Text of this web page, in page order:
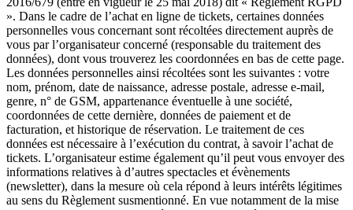
». Dans le cadre de l’achat en ligne de tickets, certaines données
personnelles vous concernant sont récoltées directement auprès de
vous par l’organisateur concerné (responsable du traitement des
données), dont vous trouverez les coordonnées en bas de cette page.
Les données personnelles ainsi récoltées sont les suivantes : votre
nom, prénom, date de naissance, adresse postale, adresse e-mail,
genre, n° de GSM, appartenance éventuelle à une société,
coordonnées de cette dernière, données de paiement et de
facturation, et historique de réservation. Le traitement de ces
données est nécessaire à l’exécution du contrat, à savoir l’achat de
tickets. L’organisateur estime également qu’il peut vous envoyer des
informations relatives à d’autres spectacles et évènements
(newsletter), dans la mesure où cela répond à leurs intérêts légitimes
au sens du Règlement susmentionné. En vue notamment de la mise